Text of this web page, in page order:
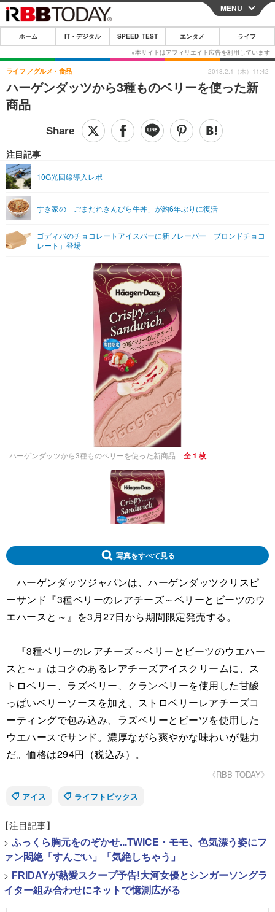
CLOSE
ホーム
IT・デジタル
IT・デジタルTOP スマートフォン
ショッピング その他
SPEED TEST
エンタメTOP 映画・ドラマ
グラビア ブログ
ショッピング その他
ライフTOP
リリース一覧
プッシュ通知の停止方法
MENU
ホーム IT・デジタル SPEED TEST エンタメ ライフ
ハーゲンダッツから3種ものベリーを使った新
商品
ライフ グルメ・食品
注目記事
10G光回線導入レポ
すき家の「ごまだれきんぴら牛丼」が約6年ぶりに復活
ゴディバのチョコレートアイスバーに新フレーバー「ブロンドチョコ
レート」登場
2018.2.1（木）11:42
ハーゲンダッツから3種ものベリーを使った新商品 全 1 枚
写真をすべて見る
ハーゲンダッツジャパンは、ハーゲンダッツクリスピ
ーサンド『3種ベリーのレアチーズ～ベリーとビーツのウ
エハースと～』を3月27日から期間限定発売する。
『3種ベリーのレアチーズ～ベリーとビーツのウエハー
スと～』はコクのあるレアチーズアイスクリームに、ス
トロベリー、ラズベリー、クランベリーを使用した甘酸
っぱいベリーソースを加え、ストロベリーレアチーズコ
ーティングで包み込み、ラズベリーとビーツを使用した
ウエハースでサンド。濃厚ながら爽やかな味わいが魅力
だ。価格は294円（税込み）。
《RBB TODAY》
アイス
ライフトピックス
【注目記事】
> ふっくら胸元をのぞかせ...TWICE・モモ、色気漂う姿にフ
ァン悶絶「すんごい」「気絶しちゃう」
> FRIDAYが熱愛スクープ予告!大河女優とシンガーソングラ
イター組み合わせにネットで憶測広がる